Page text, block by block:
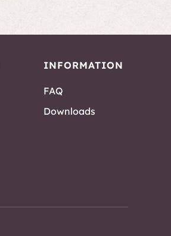
INFORMATION
FAQ
Downloads